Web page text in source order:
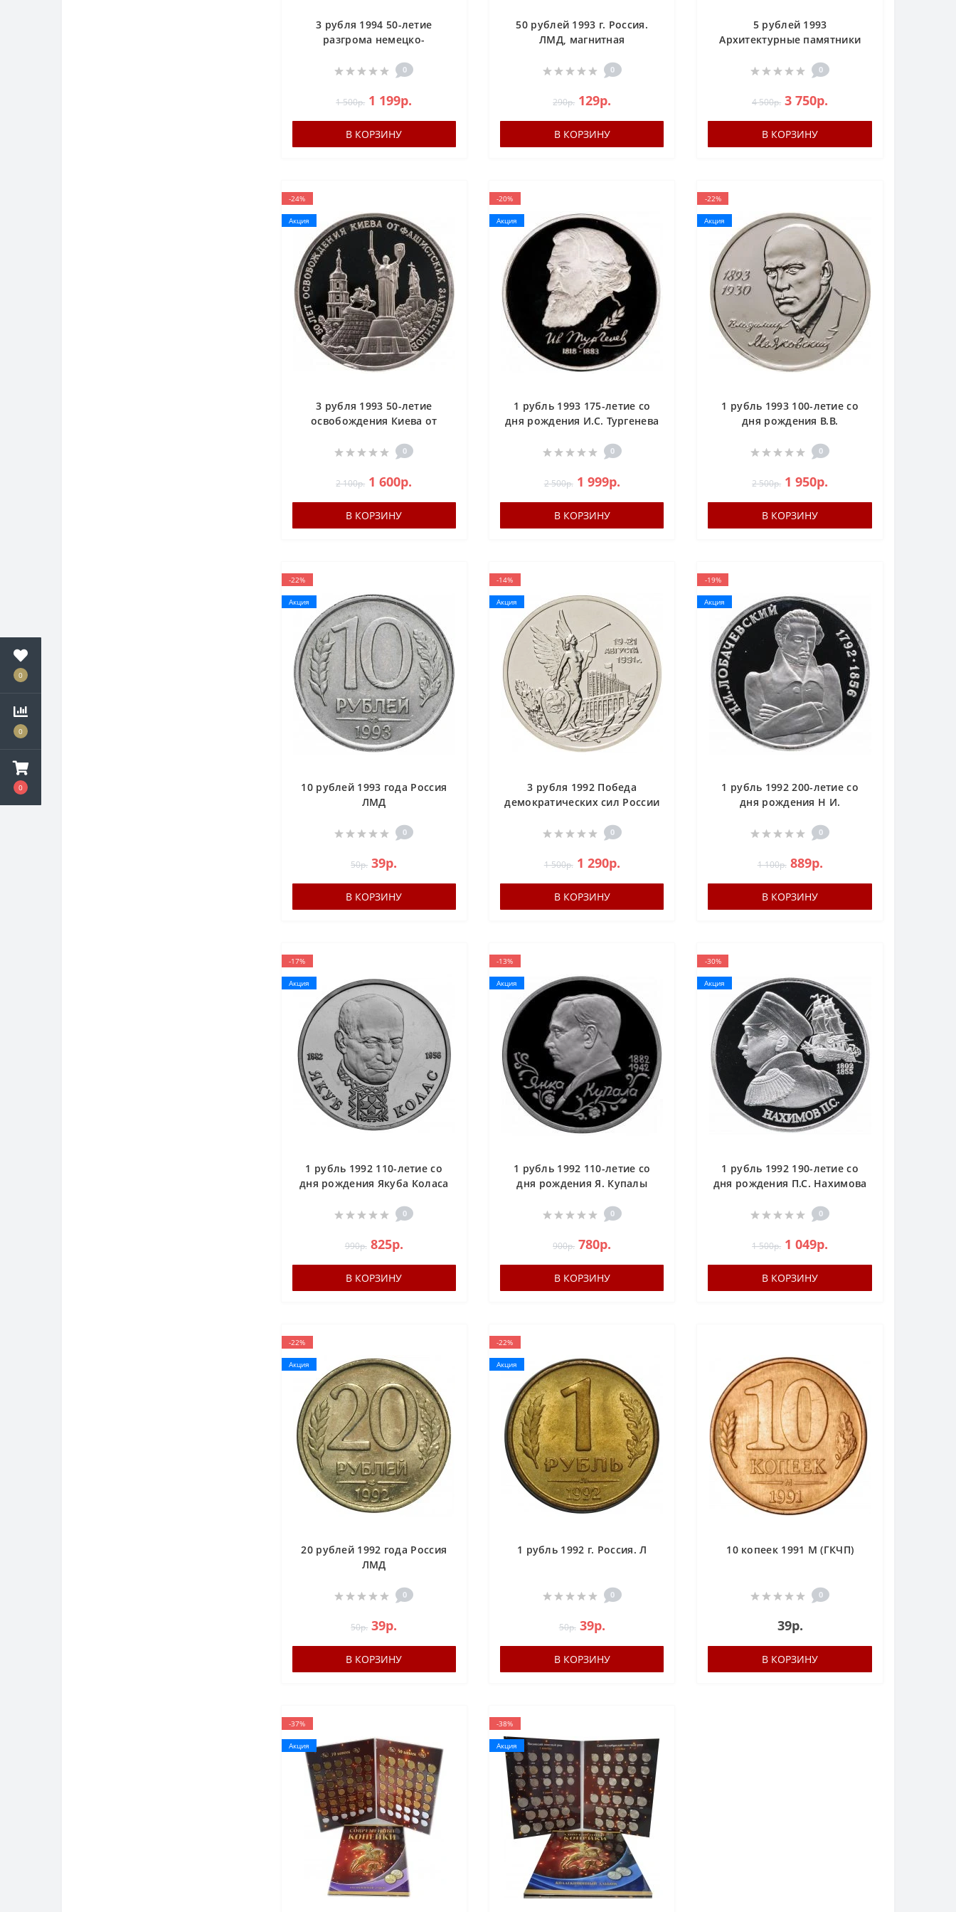
0
0
0
3 рубля 1994 50-летие
разгрома немецко-
Ленинградом PROOF
0
1 500р. 1 199р.
В КОРЗИНУ
50 рублей 1993 г. Россия.
ЛМД, магнитная
0
290р. 129р.
В КОРЗИНУ
5 рублей 1993
Архитектурные памятники
(Туркменистан) UNC
0
4 500р. 3 750р.
В КОРЗИНУ
-24%
Акция
3 рубля 1993 50-летие
освобождения Киева от
PROOF
0
2 100р. 1 600р.
В КОРЗИНУ
-20%
Акция
1 рубль 1993 175-летие со
дня рождения И.С. Тургенева
0
2 500р. 1 999р.
В КОРЗИНУ
-22%
Акция
1 рубль 1993 100-летие со
дня рождения В.В.
UNC
0
2 500р. 1 950р.
В КОРЗИНУ
-22%
Акция
10 рублей 1993 года Россия
ЛМД
0
50р. 39р.
В КОРЗИНУ
-14%
Акция
3 рубля 1992 Победа
демократических сил России
0
1 500р. 1 290р.
В КОРЗИНУ
-19%
Акция
1 рубль 1992 200-летие со
дня рождения Н И.
(Лобачевский)
0
1 100р. 889р.
В КОРЗИНУ
-17%
Акция
1 рубль 1992 110-летие со
дня рождения Якуба Коласа
0
990р. 825р.
В КОРЗИНУ
-13%
Акция
1 рубль 1992 110-летие со
дня рождения Я. Купалы
0
900р. 780р.
В КОРЗИНУ
-30%
Акция
1 рубль 1992 190-летие со
дня рождения П.С. Нахимова
0
1 500р. 1 049р.
В КОРЗИНУ
-22%
Акция
20 рублей 1992 года Россия
ЛМД
0
50р. 39р.
В КОРЗИНУ
-22%
Акция
1 рубль 1992 г. Россия. Л
0
50р. 39р.
В КОРЗИНУ
10 копеек 1991 М (ГКЧП)
0
39р.
В КОРЗИНУ
-37%
Акция
-38%
Акция